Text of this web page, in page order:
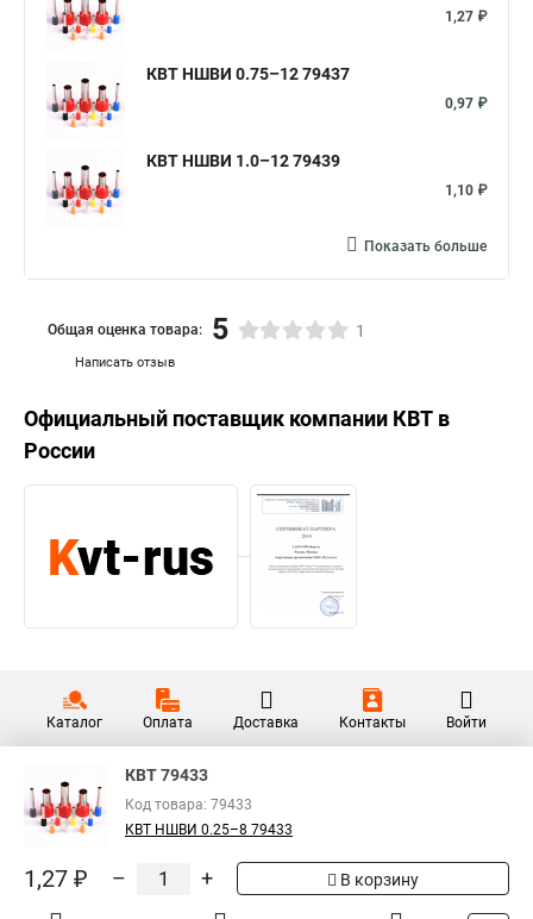
1,27 ₽
КВТ НШВИ 0.75–12 79437
0,97 ₽
КВТ НШВИ 1.0–12 79439
1,10 ₽
Показать больше
Написать отзыв
Общая оценка товара: 5 1
Официальный поставщик компании КВТ в
России
Каталог Оплата Доставка Контакты Войти
КВТ 79433
Код товара: 79433
КВТ НШВИ 0.25–8 79433
1,27 ₽ – + В корзину